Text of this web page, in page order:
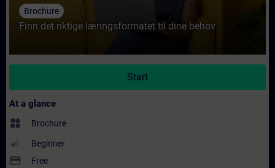
Brochure
Finn det riktige læringsformatet til dine behov
Start
At a glance
widgets Brochure
Beginner
payment Free